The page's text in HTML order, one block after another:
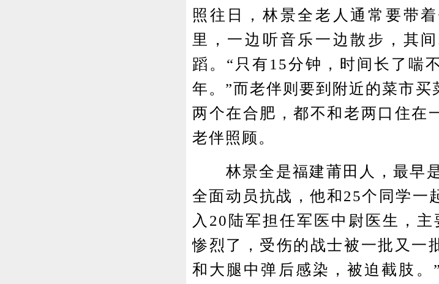
照往日，林景全老人通常要带
里，一边听音乐一边散步，其
蹈。“只有15分钟，时间长了喘
年。”而老伴则要到附近的菜市买
两个在合肥，都不和老两口住在
老伴照顾。
林景全是福建莆田人，最早是
全面动员抗战，他和25个同学一
入20陆军担任军医中尉医生，
惨烈了，受伤的战士被一批又一
和大腿中弹后感染，被迫截肢。